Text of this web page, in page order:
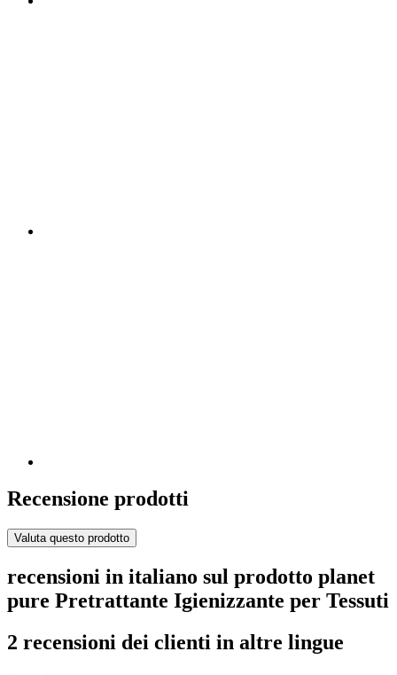
Recensione prodotti
Valuta questo prodotto
recensioni in italiano sul prodotto planet
pure Pretrattante Igienizzante per Tessuti
2 recensioni dei clienti in altre lingue